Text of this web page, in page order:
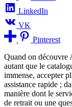
LinkedIn
VK
Pinterest
Quand on découvre
autant que le
immense, accepter
assistance rapide ;
manière dont le
de retrait ou une